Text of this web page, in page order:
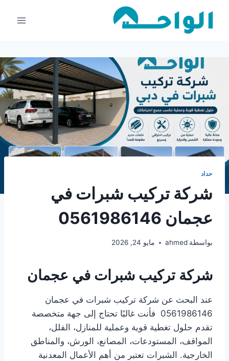
حداد
شركة تركيب شبرات في
عجمان 0561986146
بواسطة ahmed مايو 24, 2026
شركة تركيب شبرات في عجمان
عند البحث عن شركة تركيب شبرات في عجمان
0561986146 فأنت غالبًا تحتاج إلى جهة متخصصة
تقدم حلول تغطية قوية وعملية للمنازل، الفلل،
المواقف، المستودعات، المصانع، الورش، والمناطق
الخارجية. الشبرات تعتبر من أهم الأعمال المعدنية